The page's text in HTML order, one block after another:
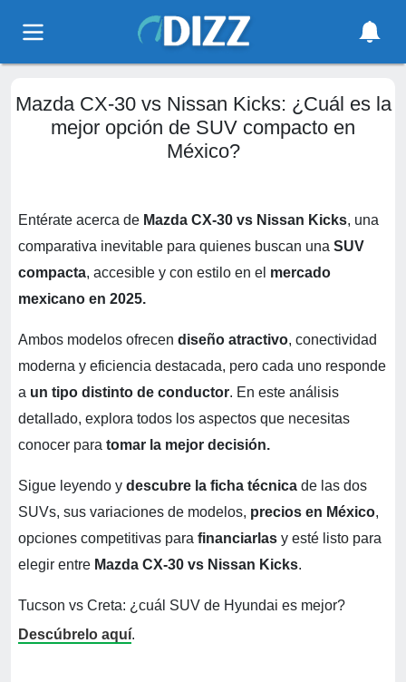
Mazda CX-30 vs Nissan Kicks: ¿Cuál es la
mejor opción de SUV compacto en
México?
Entérate acerca de Mazda CX-30 vs Nissan Kicks, una
comparativa inevitable para quienes buscan una SUV
compacta, accesible y con estilo en el mercado
mexicano en 2025.
Ambos modelos ofrecen diseño atractivo, conectividad
moderna y eficiencia destacada, pero cada uno responde
a un tipo distinto de conductor. En este análisis
detallado, explora todos los aspectos que necesitas
conocer para tomar la mejor decisión.
Sigue leyendo y descubre la ficha técnica de las dos
SUVs, sus variaciones de modelos, precios en México,
opciones competitivas para financiarlas y esté listo para
elegir entre Mazda CX-30 vs Nissan Kicks.
Tucson vs Creta: ¿cuál SUV de Hyundai es mejor?
Descúbrelo aquí.